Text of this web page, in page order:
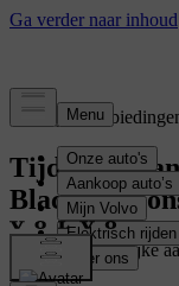
Tijdelijke
Tijdelijke
Black
Bekijk alle tijdelijke
Editions.